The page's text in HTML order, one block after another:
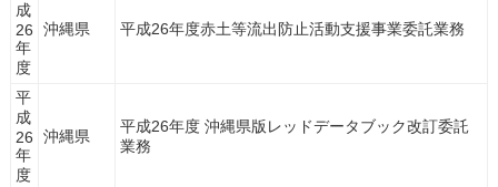
成
26
年
度
沖縄県 平成26年度赤土等流出防止活動支援事業委託業務
平
成
26
年
度
沖縄県
平成26年度 沖縄県版レッドデータブック改訂委託
業務